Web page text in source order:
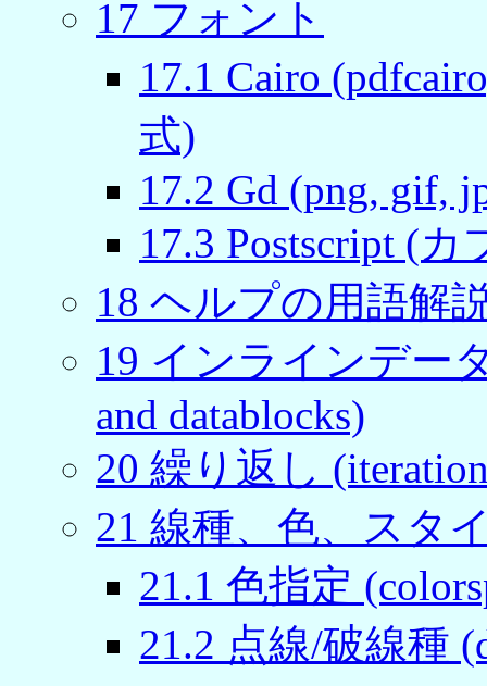
17 フォント
17.1 Cairo
式)
17.2 Gd (png, gif,
17.3 Postscript (カ
18 ヘルプの用語解
19 インラインデー
and datablocks)
20 繰り返し
21 線種、色、スタ
21.1 色指定
21.2 点線/破線種